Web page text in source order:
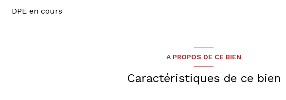
DPE en cours
A PROPOS DE CE BIEN
Caractéristiques de ce bien